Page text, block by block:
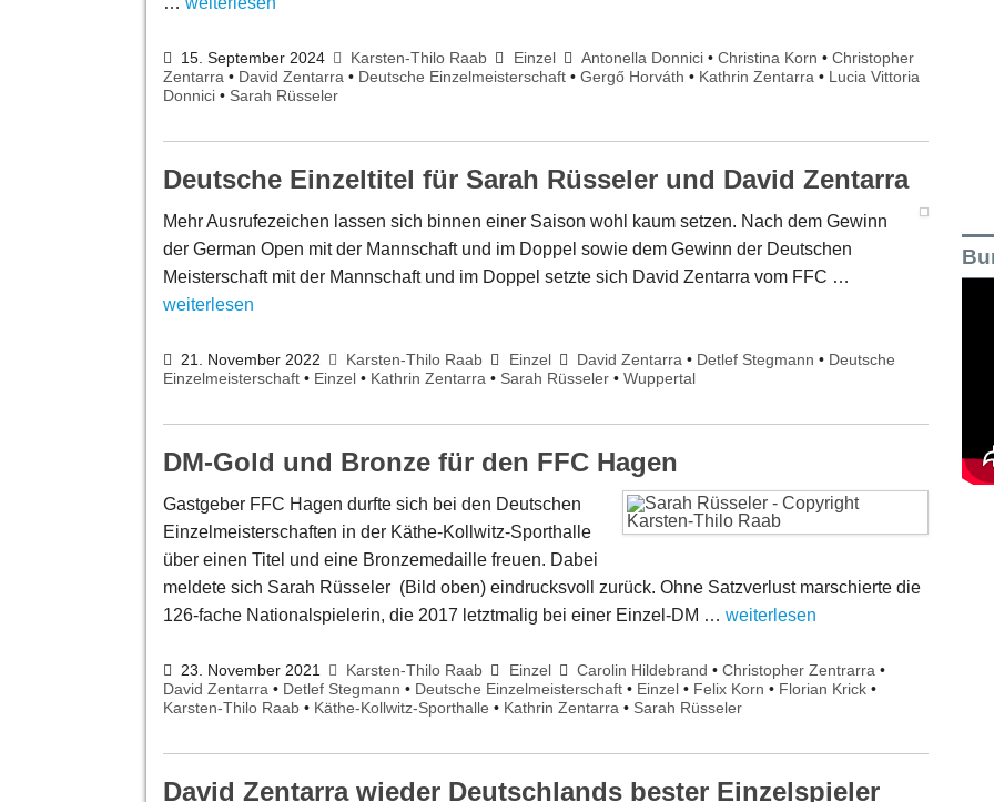
15. September 2024 Karsten-Thilo Raab Einzel Antonella Donnici• Christina Korn • Christopher
Zentarra • David Zentarra • Deutsche Einzelmeisterschaft • Gergő Horváth • Kathrin Zentarra • Lucia Vittoria
Donnici • Sarah Rüsseler
Deutsche Einzeltitel für Sarah Rüsseler und David Zentarra
Mehr Ausrufezeichen lassen sich binnen einer Saison wohl kaum setzen. Nach dem Gewinn
der German Open mit der Mannschaft und im Doppel sowie dem Gewinn der Deutschen
Meisterschaft mit der Mannschaft und im Doppel setzte sich David Zentarra vom FFC …
weiterlesen
21. November 2022 Karsten-Thilo Raab Einzel David Zentarra• Detlef Stegmann • Deutsche
Einzelmeisterschaft • Einzel • Kathrin Zentarra • Sarah Rüsseler • Wuppertal
DM-Gold und Bronze für den FFC Hagen
Gastgeber FFC Hagen durfte sich bei den Deutschen
Einzelmeisterschaften in der Käthe-Kollwitz-Sporthalle
über einen Titel und eine Bronzemedaille freuen. Dabei
meldete sich Sarah Rüsseler (Bild oben) eindrucksvoll zurück. Ohne Satzverlust marschierte die
126-fache Nationalspielerin, die 2017 letztmalig bei einer Einzel-DM … weiterlesen
23. November 2021 Karsten-Thilo Raab Einzel Carolin Hildebrand • Christopher Zentrarra •
David Zentarra • Detlef Stegmann • Deutsche Einzelmeisterschaft • Einzel • Felix Korn • Florian Krick •
Karsten-Thilo Raab • Käthe-Kollwitz-Sporthalle • Kathrin Zentarra • Sarah Rüsseler
David Zentarra wieder Deutschlands bester Einzelspieler